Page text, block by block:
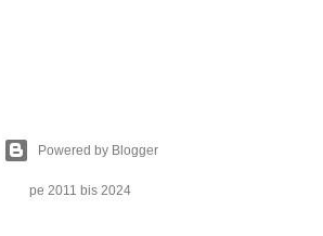
Powered by Blogger
pe 2011 bis 2024